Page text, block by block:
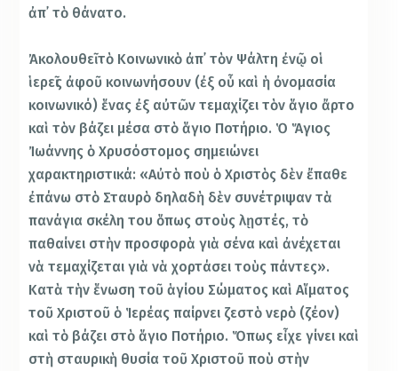
ἀπ᾿ τὸ θάνατο.
Ἀκολουθεῖ τὸ Κοινωνικὸ ἀπ᾿ τὸν Ψάλτη ἐνῷ οἱ
ἱερεῖς ἀφοῦ κοινωνήσουν (ἐξ οὗ καὶ ἡ ὀνομασία
κοινωνικό) ἕνας ἐξ αὐτῶν τεμαχίζει τὸν ἅγιο ἄρτο
καὶ τὸν βάζει μέσα στὸ ἅγιο Ποτήριο. Ὁ Ἅγιος
Ἰωάννης ὁ Χρυσόστομος σημειώνει
χαρακτηριστικά: «Αὐτὸ ποὺ ὁ Χριστὸς δὲν ἔπαθε
ἐπάνω στὸ Σταυρὸ δηλαδὴ δὲν συνέτριψαν τὰ
πανάγια σκέλη του ὅπως στοὺς λῃστές, τὸ
παθαίνει στὴν προσφορὰ γιὰ σένα καὶ ἀνέχεται
νὰ τεμαχίζεται γιὰ νὰ χορτάσει τοὺς πάντες».
Κατὰ τὴν ἕνωση τοῦ ἁγίου Σώματος καὶ Αἵματος
τοῦ Χριστοῦ ὁ Ἱερέας παίρνει ζεστὸ νερὸ (ζέον)
καὶ τὸ βάζει στὸ ἅγιο Ποτήριο. Ὅπως εἶχε γίνει καὶ
στὴ σταυρικὴ θυσία τοῦ Χριστοῦ ποὺ στὴν